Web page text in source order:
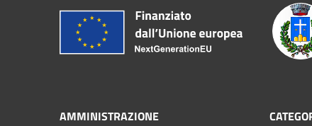
AMMINISTRAZIONE